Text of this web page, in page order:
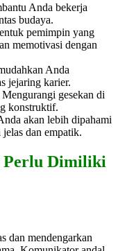
Anda bekerja
budaya.
pemimpin yang
memotivasi dengan
Anda
jejaring karier.
Mengurangi gesekan di
konstruktif.
akan lebih dipahami
dan empatik.
Perlu Dimiliki
dan mendengarkan